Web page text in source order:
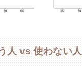
人 vs 使わない人